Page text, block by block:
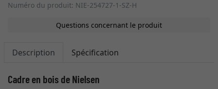
Numéro du produit: NIE-254727-1-SZ-H
Questions concernant le produit
Description Spécification
Cadre en bois de Nielsen